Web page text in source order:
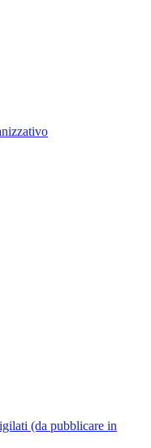
(da pubblicare in